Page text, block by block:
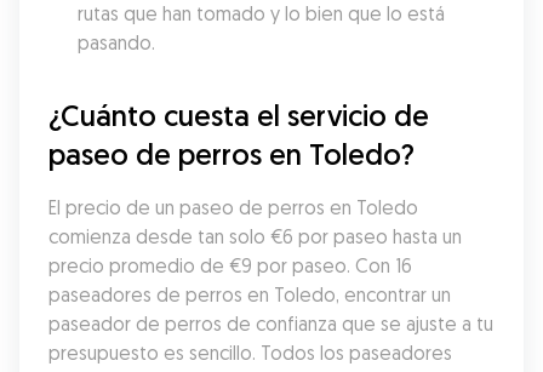
rutas que han tomado y lo bien que lo está
pasando.
¿Cuánto cuesta el servicio de
paseo de perros en Toledo?
El precio de un paseo de perros en Toledo
comienza desde tan solo €6 por paseo hasta un
precio promedio de €9 por paseo. Con 16
paseadores de perros en Toledo, encontrar un
paseador de perros de confianza que se ajuste a tu
presupuesto es sencillo. Todos los paseadores